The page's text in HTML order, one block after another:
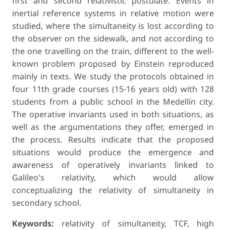
inertial reference systems in relative motion were
studied, where the simultaneity is lost according to
the observer on the sidewalk, and not according to
the one travelling on the train, different to the well-
known prob­lem proposed by Einstein reproduced
mainly in texts. We study the protocols obtained in
four 11th grade courses (15-16 years old) with 128
students from a public school in the Medellín city.
The operative invariants used in both situations, as
well as the argumentations they offer, emerged in
the process. Results indicate that the proposed
situations would produce the emergence and
awareness of operatively invariants linked to
Galileo's relativity, which would allow
conceptualizing the relativity of simultaneity in
secondary school.
Keywords: relativity of simultaneity, TCF, high